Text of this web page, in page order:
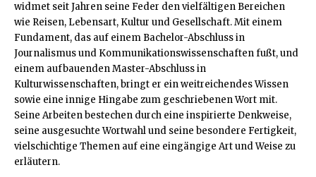
widmet seit Jahren seine Feder den vielfältigen Bereichen
wie Reisen, Lebensart, Kultur und Gesellschaft. Mit einem
Fundament, das auf einem Bachelor-Abschluss in
Journalismus und Kommunikationswissenschaften fußt, und
einem aufbauenden Master-Abschluss in
Kulturwissenschaften, bringt er ein weitreichendes Wissen
sowie eine innige Hingabe zum geschriebenen Wort mit.
Seine Arbeiten bestechen durch eine inspirierte Denkweise,
seine ausgesuchte Wortwahl und seine besondere Fertigkeit,
vielschichtige Themen auf eine eingängige Art und Weise zu
erläutern.